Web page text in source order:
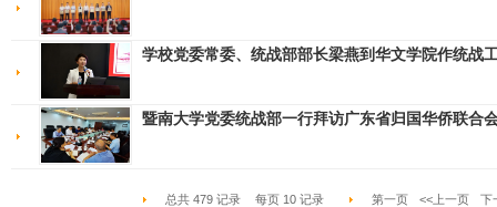
学校党委常委、统战部部长梁燕到华文学院作统战
暨南大学党委统战部一行拜访广东省归国华侨联合
每页 10 记录
总共 479 记录 第一页 <<上一页 下